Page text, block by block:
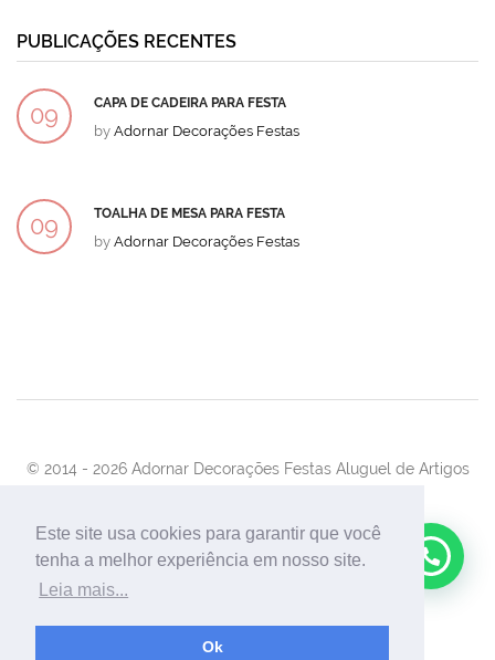
Este site usa cookies para garantir que você
tenha a melhor experiência em nosso site.
Leia mais...
Ok
PUBLICAÇÕES RECENTES
09 CAPA DE CADEIRA PARA FESTA
by Adornar Decorações Festas
09 TOALHA DE MESA PARA FESTA
by Adornar Decorações Festas
© 2014 - 2026 Adornar Decorações Festas Aluguel de Artigos
Desenvolvimento:UnionForAgênciaWeb